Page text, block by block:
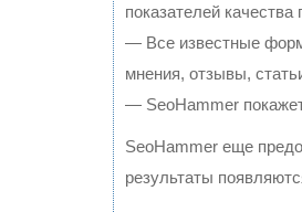
показателей качества
— Все известные
мнения, отзывы,
— SeoHammer
SeoHammer еще
результаты